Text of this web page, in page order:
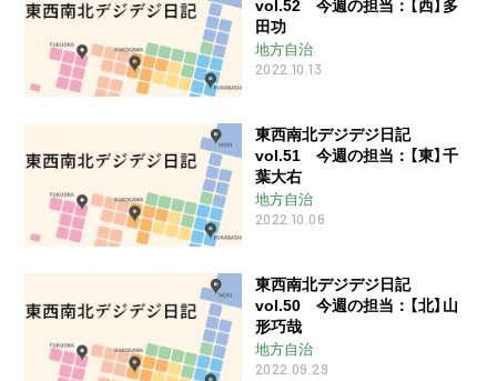
田功
地方自治
2022.10.13
東西南北デジデジ日記
vol.51 今週の担当：【東】千
葉大右
地方自治
2022.10.06
東西南北デジデジ日記
vol.50 今週の担当：【北】山
形巧哉
地方自治
2022.09.29